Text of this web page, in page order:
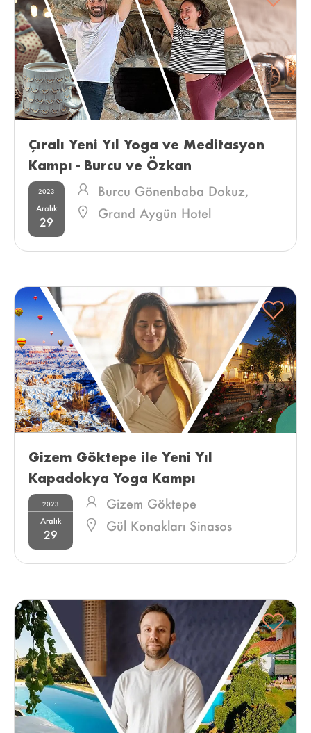
Çıralı Yeni Yıl Yoga ve Meditasyon
Kampı - Burcu ve Özkan
2023
Aralık
29
Burcu Gönenbaba Dokuz,
Özkan Dokuz
Grand Aygün Hotel
Gizem Göktepe ile Yeni Yıl
Kapadokya Yoga Kampı
2023
Aralık
29
Gizem Göktepe
Gül Konakları Sinasos